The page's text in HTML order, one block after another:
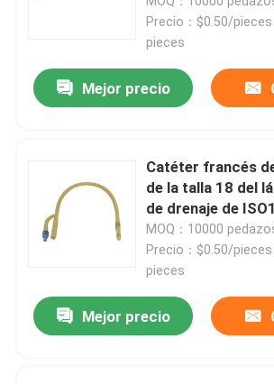
Precio：$0.50/
pieces
Mejor precio
Catéter francés
de la talla 18 del
de drenaje de
MOQ：10000
Precio：$0.50/
pieces
Mejor precio